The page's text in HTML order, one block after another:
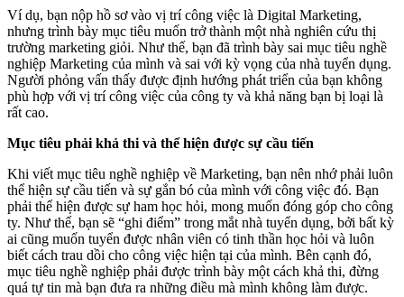
Ví dụ, bạn nộp hồ sơ vào vị trí công việc là Digital Marketing,
nhưng trình bày mục tiêu muốn trở thành một nhà nghiên cứu thị
trường marketing giỏi. Như thế, bạn đã trình bày sai mục tiêu nghề
nghiệp Marketing của mình và sai với kỳ vọng của nhà tuyển dụng.
Người phỏng vấn thấy được định hướng phát triển của bạn không
phù hợp với vị trí công việc của công ty và khả năng bạn bị loại là
rất cao.
Mục tiêu phải khả thi và thể hiện được sự cầu tiến
Khi viết mục tiêu nghề nghiệp về Marketing, bạn nên nhớ phải luôn
thể hiện sự cầu tiến và sự gắn bó của mình với công việc đó. Bạn
phải thể hiện được sự ham học hỏi, mong muốn đóng góp cho công
ty. Như thế, bạn sẽ “ghi điểm” trong mắt nhà tuyển dụng, bởi bất kỳ
ai cũng muốn tuyển được nhân viên có tinh thần học hỏi và luôn
biết cách trau dồi cho công việc hiện tại của mình. Bên cạnh đó,
mục tiêu nghề nghiệp phải được trình bày một cách khả thi, đừng
quá tự tin mà bạn đưa ra những điều mà mình không làm được.